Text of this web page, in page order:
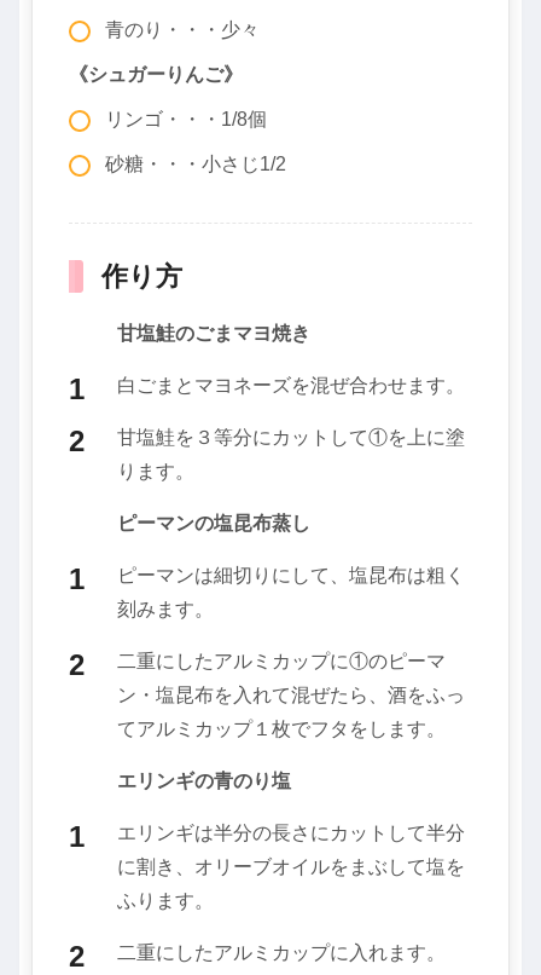
青のり・・・少々
《シュガーりんご》
リンゴ・・・1/8個
砂糖・・・小さじ1/2
作り方
甘塩鮭のごまマヨ焼き
白ごまとマヨネーズを混ぜ合わせます。
甘塩鮭を３等分にカットして①を上に塗
ります。
ピーマンの塩昆布蒸し
ピーマンは細切りにして、塩昆布は粗く
刻みます。
二重にしたアルミカップに①のピーマ
ン・塩昆布を入れて混ぜたら、酒をふっ
てアルミカップ１枚でフタをします。
エリンギの青のり塩
エリンギは半分の長さにカットして半分
に割き、オリーブオイルをまぶして塩を
ふります。
二重にしたアルミカップに入れます。